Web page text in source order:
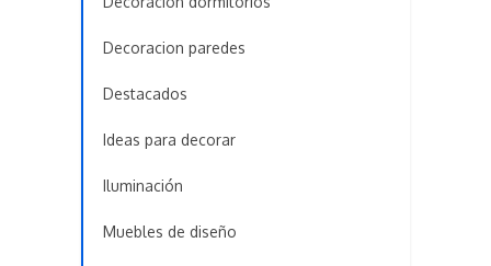
Decoracion paredes
Destacados
Ideas para decorar
Iluminación
Muebles de diseño